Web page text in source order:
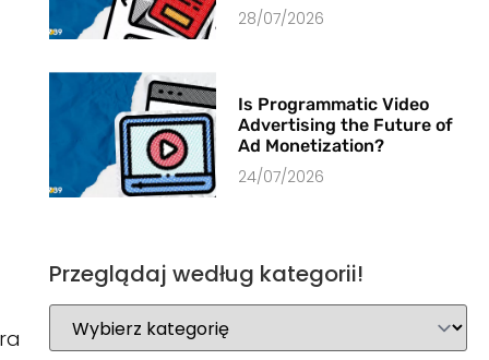
28/07/2026
Is Programmatic Video
Advertising the Future of
Ad Monetization?
24/07/2026
Przeglądaj według kategorii!